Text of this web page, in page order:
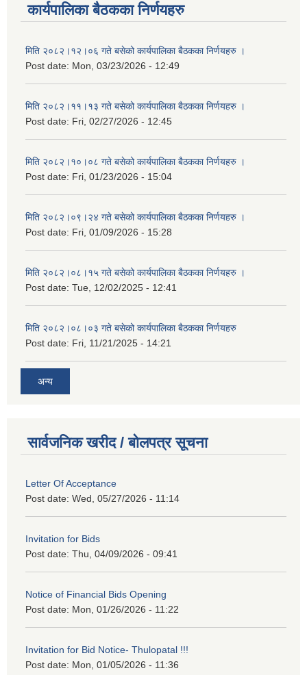
कार्यपालिका बैठकका निर्णयहरु
मिति २०८२।१२।०६ गते बसेको कार्यपालिका बैठकका निर्णयहरु ।
Post date: Mon, 03/23/2026 - 12:49
मिति २०८२।११।१३ गते बसेको कार्यपालिका बैठकका निर्णयहरु ।
Post date: Fri, 02/27/2026 - 12:45
मिति २०८२।१०।०८ गते बसेको कार्यपालिका बैठकका निर्णयहरु ।
Post date: Fri, 01/23/2026 - 15:04
मिति २०८२।०९।२४ गते बसेको कार्यपालिका बैठकका निर्णयहरु ।
Post date: Fri, 01/09/2026 - 15:28
मिति २०८२।०८।१५ गते बसेको कार्यपालिका बैठकका निर्णयहरु ।
Post date: Tue, 12/02/2025 - 12:41
मिति २०८२।०८।०३ गते बसेको कार्यपालिका बैठकका निर्णयहरु
Post date: Fri, 11/21/2025 - 14:21
अन्य
सार्वजनिक खरीद / बोलपत्र सूचना
Letter Of Acceptance
Post date: Wed, 05/27/2026 - 11:14
Invitation for Bids
Post date: Thu, 04/09/2026 - 09:41
Notice of Financial Bids Opening
Post date: Mon, 01/26/2026 - 11:22
Invitation for Bid Notice- Thulopatal !!!
Post date: Mon, 01/05/2026 - 11:36